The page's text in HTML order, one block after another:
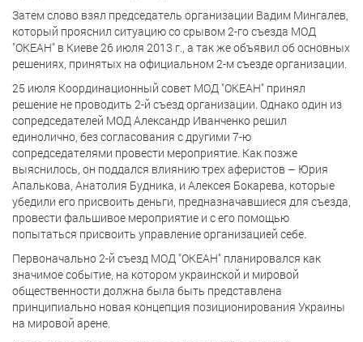
Затем слово взял председатель организации Вадим Мингалев,
который прояснил ситуацию со срывом 2-го съезда МОД
"ОКЕАН" в Киеве 26 июля 2013 г., а так же объявил об основных
решениях, принятых на официальном 2-м съезде организации.
25 июля Координационный совет МОД "ОКЕАН" принял
решение не проводить 2-й съезд организации. Однако один из
сопредседателей МОД Александр Иванченко решил
единолично, без согласования с другими 7-ю
сопредседателями провести мероприятие. Как позже
выяснилось, он поддался влиянию трех аферистов – Юрия
Апалькова, Анатолия Будника, и Алексея Бокарева, которые
убедили его присвоить деньги, предназначавшиеся для съезда,
провести фальшивое мероприятие и с его помощью
попытаться присвоить управление организацией себе.
Первоначально 2-й съезд МОД "ОКЕАН" планировался как
значимое событие, на котором украинской и мировой
общественности должна была быть представлена
принципиально новая концепция позиционирования Украины
на мировой арене.